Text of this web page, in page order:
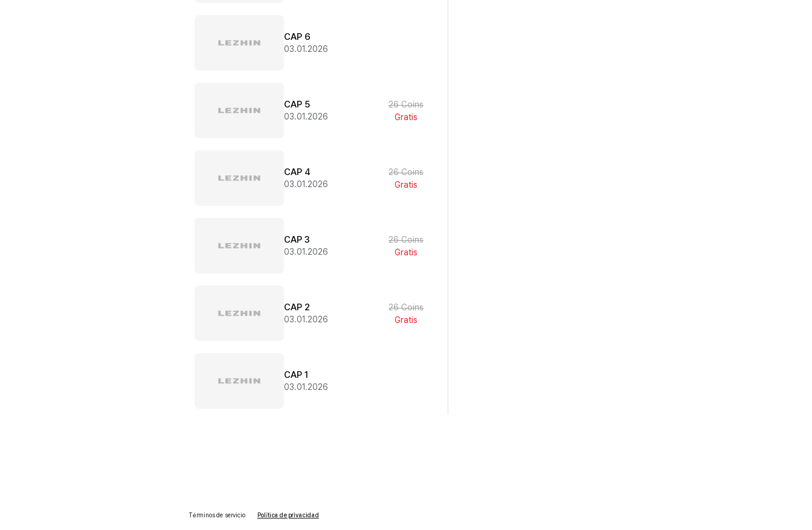
CAP 6
03.01.2026
CAP 5
03.01.2026
26 Coins
Gratis
CAP 4
03.01.2026
26 Coins
Gratis
CAP 3
03.01.2026
26 Coins
Gratis
CAP 2
03.01.2026
26 Coins
Gratis
CAP 1
03.01.2026
Términos de servicio Política de privacidad